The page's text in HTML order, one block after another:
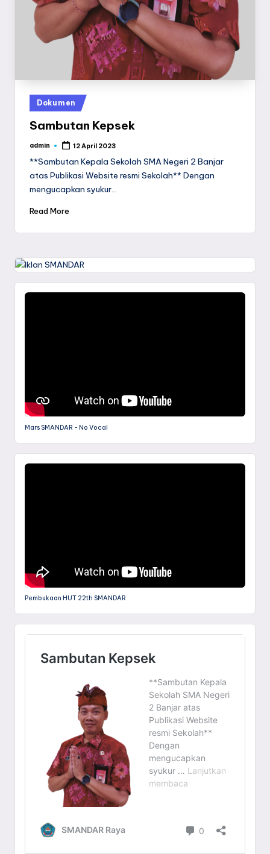
Posted
in
Dokumen
Sambutan Kepsek
Posted
admin 12 April 2023
**Sambutan Kepala Sekolah SMA Negeri 2 Banjar
atas Publikasi Website resmi Sekolah** Dengan
mengucapkan syukur…
Read More
Mars SMANDAR - No Vocal
Pembukaan HUT 22th SMANDAR